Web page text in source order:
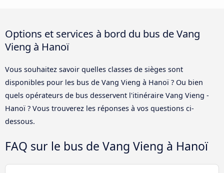
Options et services à bord du bus de Vang
Vieng à Hanoï
Vous souhaitez savoir quelles classes de sièges sont
disponibles pour les bus de Vang Vieng à Hanoï ? Ou bien
quels opérateurs de bus desservent l'itinéraire Vang Vieng -
Hanoï ? Vous trouverez les réponses à vos questions ci-
dessous.
FAQ sur le bus de Vang Vieng à Hanoï